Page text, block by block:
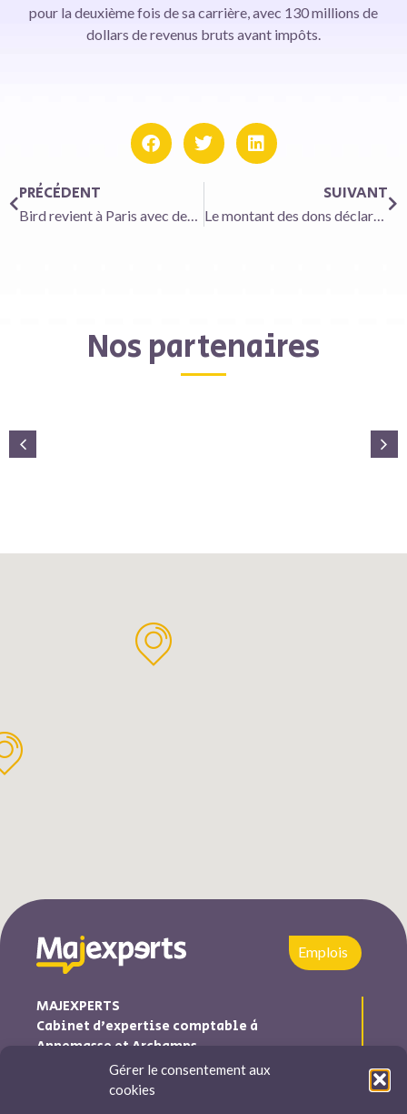
Gérer le consentement aux
cookies
pour la deuxième fois de sa carrière, avec 130 millions de
dollars de revenus bruts avant impôts.
PRÉCÉDENT
Bird revient à Paris avec des vélos, en attendant les trottinettes
SUIVANT
Le montant des dons déclarés a reculé en 2021 en France
Nos partenaires
Emplois
MAJEXPERTS
Cabinet d’expertise comptable à
Annemasse et Archamps
Majexperts est inscrite au tableau de l’ordre des experts
comptables Auvergne-Rhône-Alpes